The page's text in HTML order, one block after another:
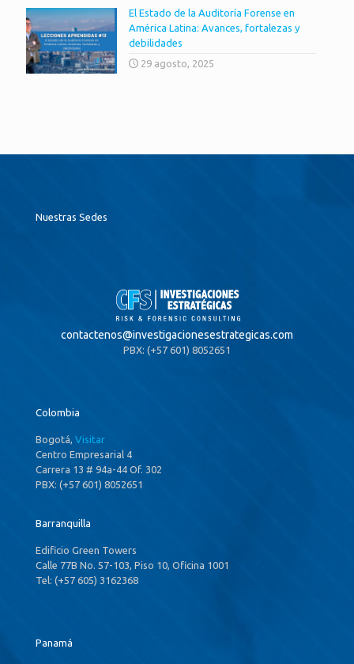
El Estado de la Auditoría Forense en
América Latina: Avances, fortalezas y
debilidades
29 agosto, 2025
Nuestras Sedes
contactenos@investigacionesestrategicas.com
PBX: (+57 601) 8052651
Colombia
Bogotá, Visitar
Centro Empresarial 4
Carrera 13 # 94a-44 Of. 302
PBX: (+57 601) 8052651
Barranquilla
Edificio Green Towers
Calle 77B No. 57-103, Piso 10, Oficina 1001
Tel: (+57 605) 3162368
Panamá